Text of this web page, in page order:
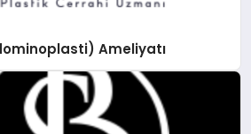
Ameliyatı